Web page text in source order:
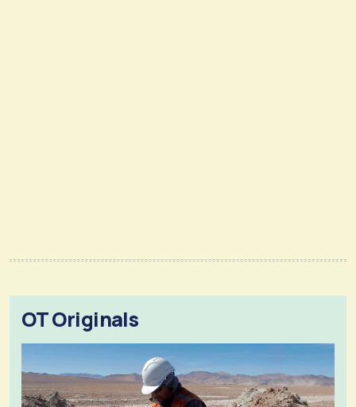
OT Originals